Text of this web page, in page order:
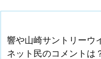
響や山崎サントリーウ
ネット民のコメントは